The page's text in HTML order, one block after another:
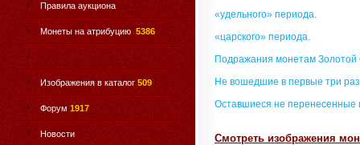
Правила аукциона
Монеты на атрибуцию 5386
Изображения в каталог 509
Форум 1917
Новости
«удельного» периода.
«царского» периода.
Подражания монетам
Не вошедшие в первые три
Оставшиеся не перенесенные
Смотреть изображения